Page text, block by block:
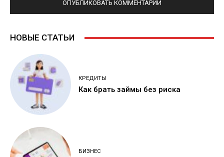
НОВЫЕ СТАТЬИ
КРЕДИТЫ
Как брать займы без риска
БИЗНЕС